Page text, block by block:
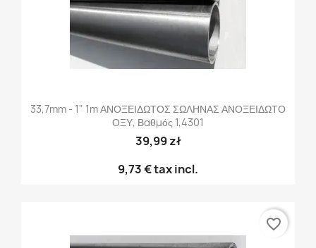
33,7mm - 1" 1m ΑΝΟΞΕΙΔΩΤΟΣ ΣΩΛΗΝΑΣ ΑΝΟΞΕΙΔΩΤΟ
ΟΞΥ, Βαθμός 1,4301
39,99 zł
9,73 €tax incl.
favorite_border